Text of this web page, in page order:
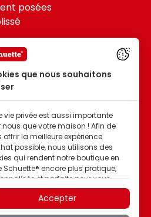
posées
le B2B, le commerce
de services
que nous souhaitons
vie privée est aussi importante
nous que votre maison ! Afin de
offrir la meilleure expérience
possible, nous utilisons des
qui rendent notre boutique en
Schuette® encore plus pratique,
et parfaite pour vous –
pour que vous puissiez
les produits de la marque
dans la meilleure qualité.
Accepter